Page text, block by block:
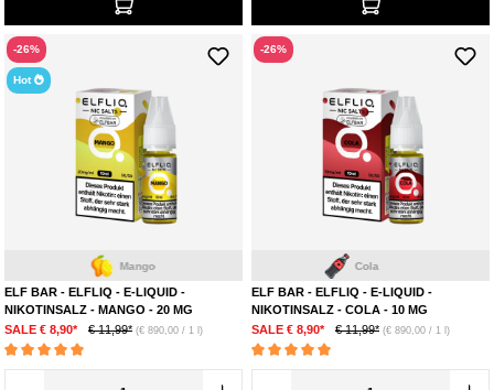
-26%
Hot
Mango
ELF BAR - ELFLIQ - E-LIQUID -
NIKOTINSALZ - MANGO - 20 MG
SALE € 8,90*
€ 11,99* (€ 890,00 / 1 l)
Durchschnittliche Bewertung von 5 von 5 Sternen
-26%
ELF BAR - ELFLIQ - E-LIQUID -
NIKOTINSALZ - COLA - 10 MG
SALE € 8,90*
€ 11,99* (€ 890,00 / 1 l)
Durchschnittliche Bewertung von 5 von 5